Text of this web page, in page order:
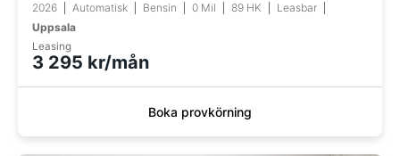
2026 Automatisk Bensin 0 Mil 89 HK
Leasbar
Uppsala
Leasing
3 295 kr/mån
Boka provkörning